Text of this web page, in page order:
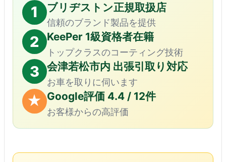
1 ブリヂストン正規取扱店
信頼のブランド製品を提供
2 KeePer 1級資格者在籍
トップクラスのコーティング技術
3 会津若松市内 出張引取り対応
お車を取りに伺います
★ Google評価 4.4 / 12件
お客様からの高評価